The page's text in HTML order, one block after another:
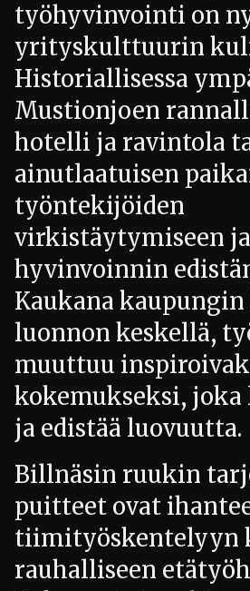
työhyvinvointi on
yrityskulttuurin
Historiallisessa
Mustionjoen
hotelli ja ravintola
ainutlaatuisen
työntekijöiden
virkistäytymiseen ja
hyvinvoinnin
Kaukana
luonnon keskellä,
muuttuu
kokemukseksi, joka
ja edistää luovuutta.
Billnäsin ruukin
puitteet ovat
tiimityöskentelyyn
rauhalliseen